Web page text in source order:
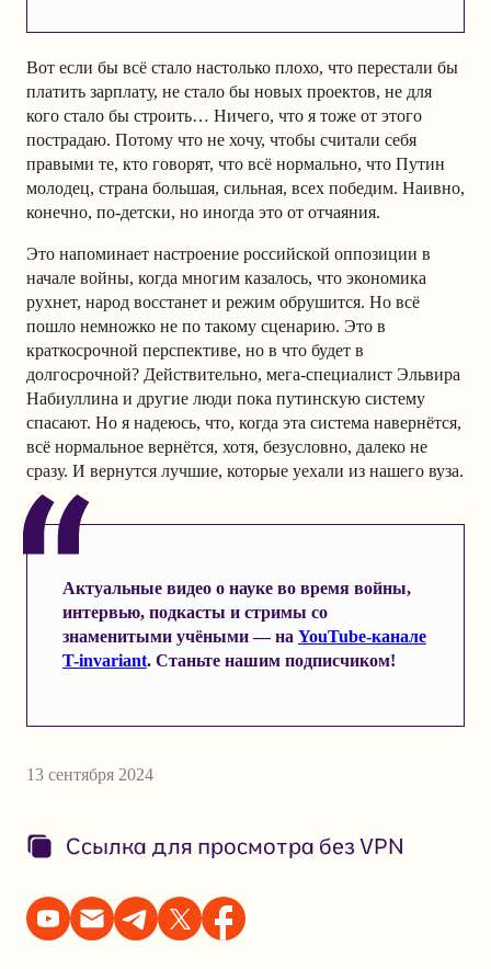
Вот если бы всё стало настолько плохо, что перестали бы
платить зарплату, не стало бы новых проектов, не для
кого стало бы строить… Ничего, что я тоже от этого
пострадаю. Потому что не хочу, чтобы считали себя
правыми те, кто говорят, что всё нормально, что Путин
молодец, страна большая, сильная, всех победим. Наивно,
конечно, по-детски, но иногда это от отчаяния.
Это напоминает настроение российской оппозиции в
начале войны, когда многим казалось, что экономика
рухнет, народ восстанет и режим обрушится. Но всё
пошло немножко не по такому сценарию. Это в
краткосрочной перспективе, но в что будет в
долгосрочной? Действительно, мега-специалист Эльвира
Набиуллина и другие люди пока путинскую систему
спасают. Но я надеюсь, что, когда эта система навернётся,
всё нормальное вернётся, хотя, безусловно, далеко не
сразу. И вернутся лучшие, которые уехали из нашего вуза.
Актуальные видео о науке во время войны,
интервью, подкасты и стримы со
знаменитыми учёными — на YouTube-канале
T-invariant. Станьте нашим подписчиком!
13 сентября 2024
Ссылка для просмотра без VPN